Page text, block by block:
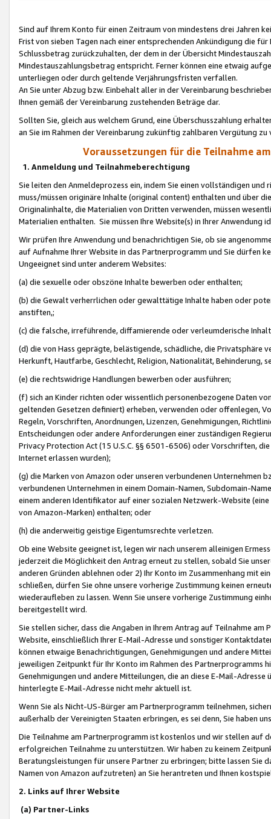
Sind auf Ihrem Konto für einen Zeitraum von mindestens drei Jahren
Frist von sieben Tagen nach einer entsprechenden Ankündigung die
Schlussbetrag zurückzuhalten, der dem in der Übersicht
Mindestauszahlungsbetrag entspricht. Ferner können eine etwaig
unterliegen oder durch geltende Verjährungsfristen verfallen.
An Sie unter Abzug bzw. Einbehalt aller in der Vereinbarung
Ihnen gemäß der Vereinbarung zustehenden Beträge dar.
Sollten Sie, gleich aus welchem Grund, eine Überschusszahlung
an Sie im Rahmen der Vereinbarung zukünftig zahlbaren Vergütung zu
Voraussetzungen für die Teilnahme
1. Anmeldung und Teilnahmeberechtigung
Sie leiten den Anmeldeprozess ein, indem Sie einen vollständigen
muss/müssen originäre Inhalte (original content) enthalten und über
Originalinhalte, die Materialien von Dritten verwenden, müssen
Materialien enthalten. Sie müssen Ihre Website(s) in Ihrer Anwendung
Wir prüfen Ihre Anwendung und benachrichtigen Sie, ob sie
auf Aufnahme Ihrer Website in das Partnerprogramm und Sie dürfen
Ungeeignet sind unter anderem Websites:
(a) die sexuelle oder obszöne Inhalte bewerben oder enthalten;
(b) die Gewalt verherrlichen oder gewalttätige Inhalte haben oder
anstiften,;
(c) die falsche, irreführende, diffamierende oder verleumderische
(d) die von Hass geprägte, belästigende, schädliche, die Privatsphäre
Herkunft, Hautfarbe, Geschlecht, Religion, Nationalität, Behinderung,
(e) die rechtswidrige Handlungen bewerben oder ausführen;
(f) sich an Kinder richten oder wissentlich personenbezogene Daten
geltenden Gesetzen definiert) erheben, verwenden oder offenlegen,
Regeln, Vorschriften, Anordnungen, Lizenzen, Genehmigungen,
Entscheidungen oder andere Anforderungen einer zuständigen
Privacy Protection Act (15 U.S.C. §§ 6501-6506) oder Vorschriften,
Internet erlassen wurden);
(g) die Marken von Amazon oder unseren verbundenen Unternehmen
verbundenen Unternehmen in einem Domain-Namen, Subdomain-
einem anderen Identifikator auf einer sozialen Netzwerk-Website
von Amazon-Marken) enthalten; oder
(h) die anderweitig geistige Eigentumsrechte verletzen.
Ob eine Website geeignet ist, legen wir nach unserem alleinigen
jederzeit die Möglichkeit den Antrag erneut zu stellen, sobald Sie
anderen Gründen ablehnen oder 2) Ihr Konto im Zusammenhang mit
schließen, dürfen Sie ohne unsere vorherige Zustimmung keinen
wiederaufleben zu lassen. Wenn Sie unsere vorherige Zustimmung
bereitgestellt wird.
Sie stellen sicher, dass die Angaben in Ihrem Antrag auf Teilnahme
Website, einschließlich Ihrer E-Mail-Adresse und sonstiger
können etwaige Benachrichtigungen, Genehmigungen und andere
jeweiligen Zeitpunkt für Ihr Konto im Rahmen des Partnerprogramms
Genehmigungen und andere Mitteilungen, die an diese E-Mail-
hinterlegte E-Mail-Adresse nicht mehr aktuell ist.
Wenn Sie als Nicht-US-Bürger am Partnerprogramm teilnehmen,
außerhalb der Vereinigten Staaten erbringen, es sei denn, Sie haben
Die Teilnahme am Partnerprogramm ist kostenlos und wir stellen auf
erfolgreichen Teilnahme zu unterstützen. Wir haben zu keinem
Beratungsleistungen für unsere Partner zu erbringen; bitte lassen Sie
Namen von Amazon aufzutreten) an Sie herantreten und Ihnen
2. Links auf Ihrer Website
(a) Partner-Links